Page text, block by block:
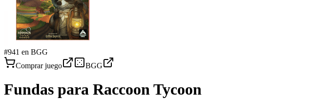
#941 en BGG
Comprar juego
BGG
Fundas para Raccoon Tycoon